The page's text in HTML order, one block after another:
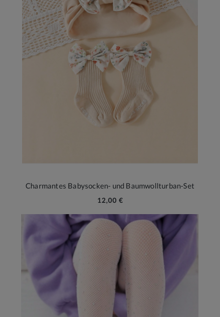
Charmantes Babysocken- und Baumwollturban-Set
12,00 €